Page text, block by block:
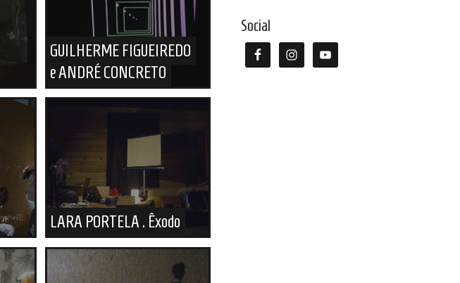
GUILHERME FIGUEIREDO
e ANDRÉ CONCRETO
LARA PORTELA . Êxodo
Social